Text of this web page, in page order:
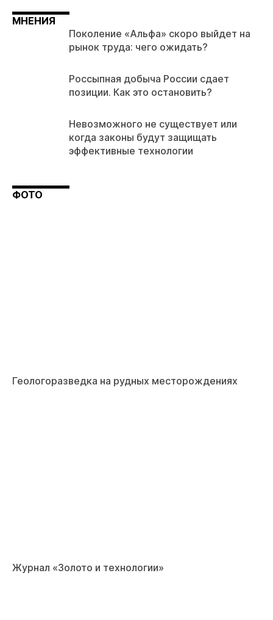
МНЕНИЯ
Поколение «Альфа» скоро выйдет на
рынок труда: чего ожидать?
Россыпная добыча России сдает
позиции. Как это остановить?
Невозможного не существует или
когда законы будут защищать
эффективные технологии
ФОТО
Геологоразведка на рудных месторождениях
Журнал «Золото и технологии»